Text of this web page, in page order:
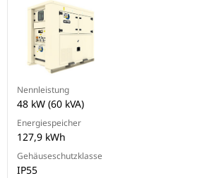
Nennleistung
48 kW (60 kVA)
Energiespeicher
127,9 kWh
Gehäuseschutzklasse
IP55